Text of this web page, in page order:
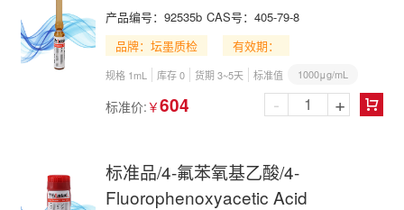
产品编号： 92535b CAS号： 405-79-8
品牌：坛墨质检
有效期：
规格 1mL 库存 0 货期 3~5天 标准值 1000μg/mL
标准价: ￥604 
- +
标准品/4-氟苯氧基乙酸/4-
Fluorophenoxyacetic Acid